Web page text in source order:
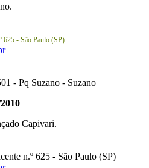
625 - São Paulo (SP)
- Pq Suzano - Suzano
Capivari.
n.º 625 - São Paulo (SP)